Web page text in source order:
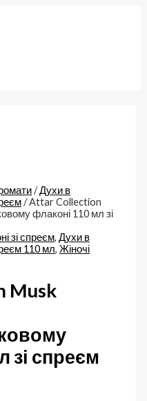
/Духи в
/ Attar Collection
флаконі 110 мл зі
зі спреєм,Духи в
110 мл,Жіночі
Musk
зі спреєм